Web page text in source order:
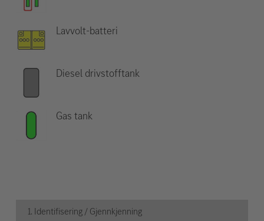
Lavvolt-batteri
Diesel drivstofftank
Gas tank
1. Identifisering / Gjennkjenning